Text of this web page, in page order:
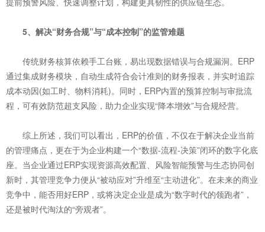
5、解决“财务合规”与“成本控制”的监管难题
传统财务核算依赖手工台账，易出现数据错误与合规漏洞。ERP
通过集成财务模块，自动生成符合会计准则的财务报表，并实时追踪
成本动因(如工时、物料消耗)。同时，ERP内置的预算控制与审批流
程，可有效防范超支风险，助力企业实现“降本增效”与合规经营。
综上所述，我们可以看出，ERP的价值，不仅在于解决企业当前
的管理痛点，更在于为企业构建一个“数据-流程-决策”闭环的数字化底
座。当企业通过ERP实现资源高效配置、风险智能预警与生态协同创
新时，其管理竞争力便从“被动应对”升维至“主动进化”。在未来的商业
竞争中，能否用好ERP，或将决定企业是成为“数字时代的领跑者”，
还是被时代淘汰的“旁观者”。